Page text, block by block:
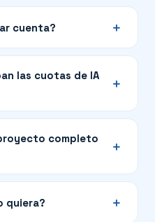
cuenta?
las cuotas de IA
completo
quiera?